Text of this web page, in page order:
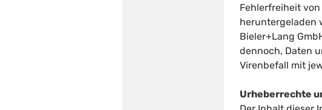
Fehlerfreiheit
heruntergeladen
Bieler+Lang
dennoch, Daten
Virenbefall mit
Urheberrechte